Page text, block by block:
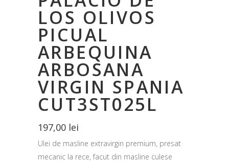
LOS OLIVOS
PICUAL
ARBEQUINA
ARBOSANA
VIRGIN SPANIA
CUT3ST025L
197,00 lei
Ulei de masline extravirgin premium, presat
mecanic la rece, facut din masline culese